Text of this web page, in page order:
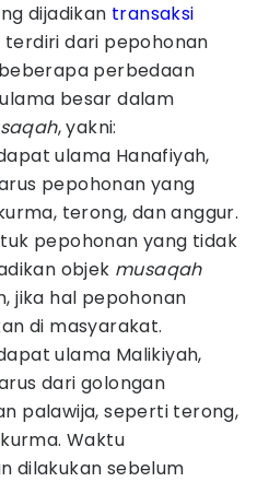
dijadikan transaksi
dari pepohonan
perbedaan
besar dalam
, yakni:
ulama Hanafiyah,
pepohonan yang
terong, dan anggur.
pepohonan yang tidak
objek musaqah
jika hal pepohonan
di masyarakat.
ulama Malikiyah,
dari golongan
palawija, seperti terong,
Waktu
dilakukan sebelum